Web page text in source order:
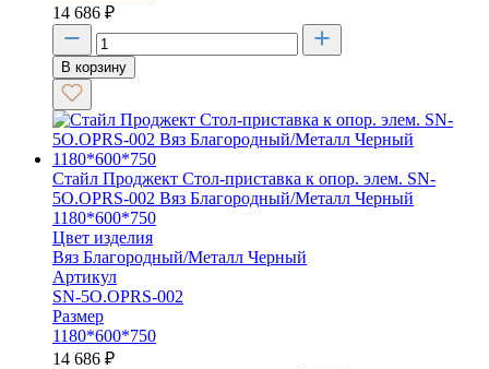
14 686 ₽
В корзину
Стайл Проджект Стол-приставка к опор. элем. SN-
5O.OPRS-002 Вяз Благородный/Металл Черный
1180*600*750
Цвет изделия
Вяз Благородный/Металл Черный
Артикул
SN-5O.OPRS-002
Размер
1180*600*750
14 686 ₽